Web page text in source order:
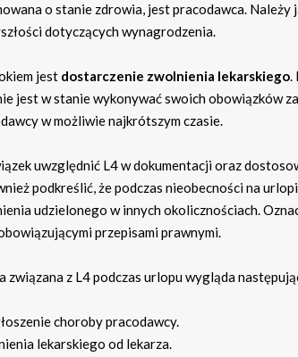
o stanie zdrowia, jest pracodawca. Należy
dotyczących wynagrodzenia.
jest dostarczenie zwolnienia lekarskiego.
jest w stanie wykonywać swoich obowiązków
w możliwie najkrótszym czasie.
uwzględnić L4 w dokumentacji oraz
podkreślić, że podczas nieobecności na
udzielonego w innych okolicznościach.
przepisami prawnymi.
związana z L4 podczas urlopu wygląda
choroby pracodawcy.
lekarskiego od lekarza.